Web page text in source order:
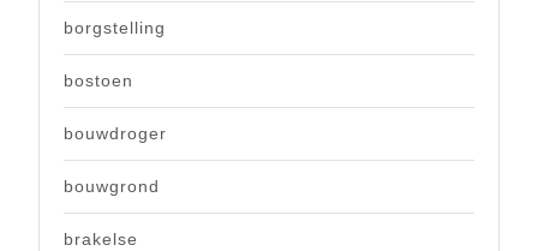
borgstelling
bostoen
bouwdroger
bouwgrond
brakelse